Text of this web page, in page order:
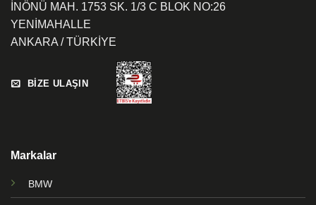
İNÖNÜ MAH. 1753 SK. 1/3 C BLOK NO:26
YENİMAHALLE
ANKARA / TÜRKİYE
BİZE ULAŞIN
Markalar
BMW